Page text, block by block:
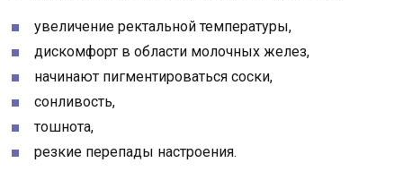
увеличение ректальной температуры,
дискомфорт в области молочных желез,
начинают пигментироваться соски,
сонливость,
тошнота,
резкие перепады настроения.